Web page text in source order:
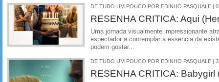
DE TUDO UM POUCO POR EDINHO PASQUALE |
RESENHA CRITICA: Aqui
Uma jornada visualmente impressionante
espectador a contemplar a essencia da
podem gostar...
DE TUDO UM POUCO POR EDINHO PASQUALE |
RESENHA CRITICA: Babygirl